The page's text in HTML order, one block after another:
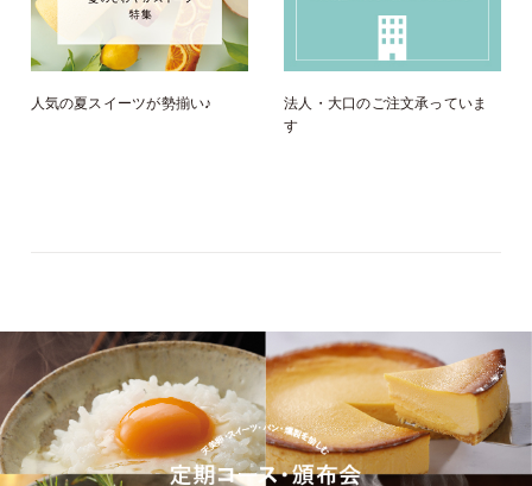
人気の夏スイーツが勢揃い♪
法人・大口のご注文承っていま
す